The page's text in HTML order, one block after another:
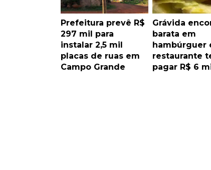
Prefeitura prevê R$
297 mil para
instalar 2,5 mil
placas de ruas em
Campo Grande
Grávida
barata em
hambúrguer
restaurante
pagar R$ 6